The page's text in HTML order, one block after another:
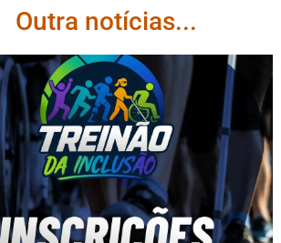
Outra notícias...